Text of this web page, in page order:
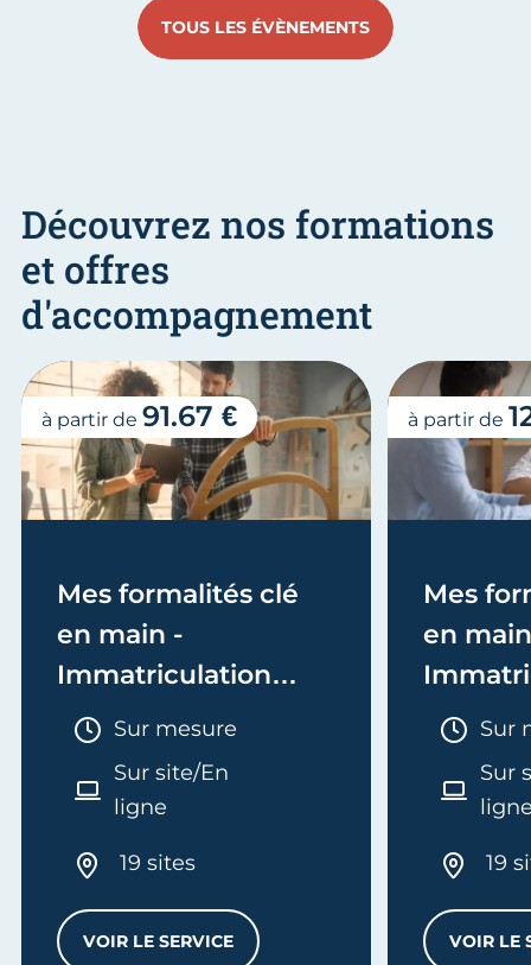
TOUS LES ÉVÈNEMENTS
Découvrez nos formations
et offres
d'accompagnement
Mes formalités clé
en main -
Immatriculation
(EI/Micro-entreprise
ou réel)
Durée :
Sur mesure
Sur site/En
ligne
19 sites
VOIR LE SERVICEMES FORMALITÉS CLÉ EN MAIN -
à partir de 91.67 €
Mes
en
Sur
Sur
19
VOIR LE
à partir de